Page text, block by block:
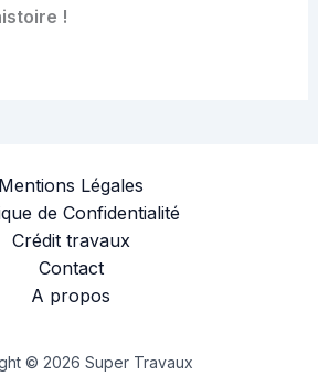
!
Mentions Légales
de Confidentialité
Crédit travaux
Contact
A propos
© 2026 Super Travaux